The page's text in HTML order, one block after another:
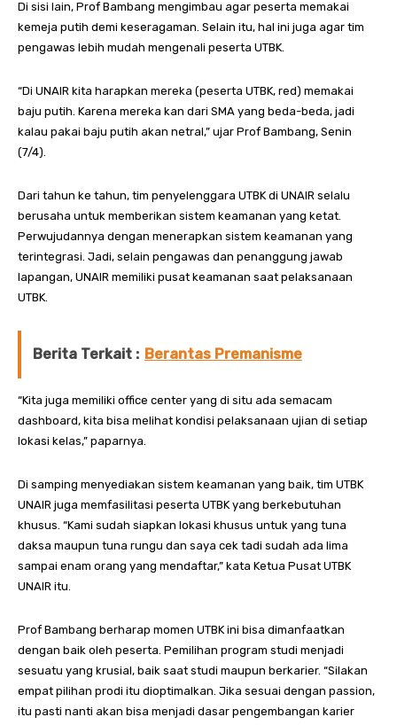
Di sisi lain, Prof Bambang mengimbau agar peserta memakai
kemeja putih demi keseragaman. Selain itu, hal ini juga agar tim
pengawas lebih mudah mengenali peserta UTBK.
“Di UNAIR kita harapkan mereka (peserta UTBK, red) memakai
baju putih. Karena mereka kan dari SMA yang beda-beda, jadi
kalau pakai baju putih akan netral,” ujar Prof Bambang, Senin
(7/4).
Dari tahun ke tahun, tim penyelenggara UTBK di UNAIR selalu
berusaha untuk memberikan sistem keamanan yang ketat.
Perwujudannya dengan menerapkan sistem keamanan yang
terintegrasi. Jadi, selain pengawas dan penanggung jawab
lapangan, UNAIR memiliki pusat keamanan saat pelaksanaan
UTBK.
Berita Terkait : Berantas Premanisme
“Kita juga memiliki office center yang di situ ada semacam
dashboard, kita bisa melihat kondisi pelaksanaan ujian di setiap
lokasi kelas,” paparnya.
Di samping menyediakan sistem keamanan yang baik, tim UTBK
UNAIR juga memfasilitasi peserta UTBK yang berkebutuhan
khusus. “Kami sudah siapkan lokasi khusus untuk yang tuna
daksa maupun tuna rungu dan saya cek tadi sudah ada lima
sampai enam orang yang mendaftar,” kata Ketua Pusat UTBK
UNAIR itu.
Prof Bambang berharap momen UTBK ini bisa dimanfaatkan
dengan baik oleh peserta. Pemilihan program studi menjadi
sesuatu yang krusial, baik saat studi maupun berkarier. “Silakan
empat pilihan prodi itu dioptimalkan. Jika sesuai dengan passion,
itu pasti nanti akan bisa menjadi dasar pengembangan karier